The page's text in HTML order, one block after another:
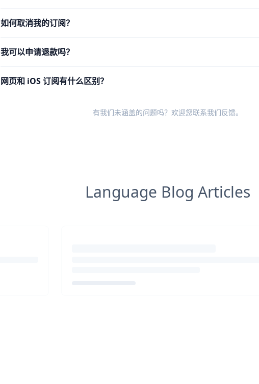
如何取消我的订阅？
我可以申请退款吗？
网页和 iOS 订阅有什么区别？
有我们未涵盖的问题吗？欢迎您联系我们反馈。
Language Blog Articles